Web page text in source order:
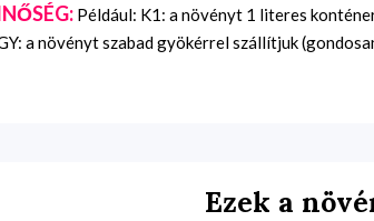
Például: K1: a növényt 1 literes
a növényt szabad gyökérrel szállítjuk
Ezek a